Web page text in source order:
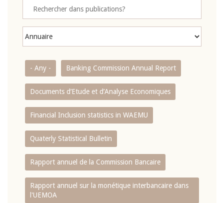
- Any - Banking Commission Annual Report
Documents d’Etude et d’Analyse Economiques
Financial Inclusion statistics in WAEMU
Quaterly Statistical Bulletin
Rapport annuel de la Commission Bancaire
Rapport annuel sur la monétique interbancaire dans
l'UEMOA